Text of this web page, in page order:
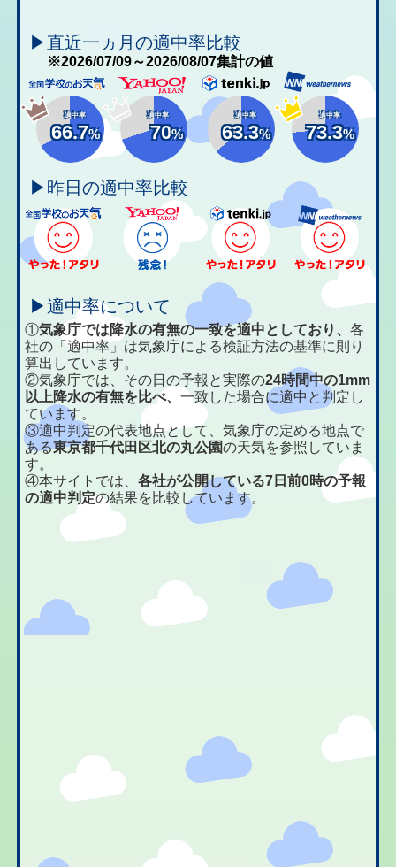
▶直近一ヵ月の適中率比較
※2026/07/09～2026/08/07集計の値
適中率
66.7%
適中率
70%
適中率
63.3%
適中率
73.3%
▶昨日の適中率比較
▶適中率について
①気象庁では降水の有無の一致を適中としており、各
社の「適中率」は気象庁による検証方法の基準に則り
算出しています。
②気象庁では、その日の予報と実際の24時間中の1mm
以上降水の有無を比べ、一致した場合に適中と判定し
ています。
③適中判定の代表地点として、気象庁の定める地点で
ある東京都千代田区北の丸公園の天気を参照していま
す。
④本サイトでは、各社が公開している7日前0時の予報
の適中判定の結果を比較しています。